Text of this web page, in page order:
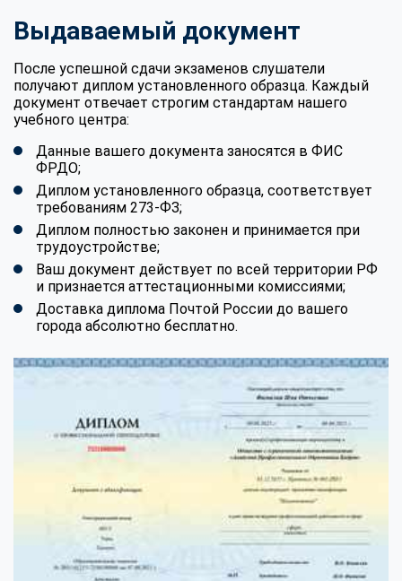
Выдаваемый документ
После успешной сдачи экзаменов слушатели
получают диплом установленного образца. Каждый
документ отвечает строгим стандартам нашего
учебного центра:
Данные вашего документа заносятся в ФИС
ФРДО;
Диплом установленного образца, соответствует
требованиям 273-ФЗ;
Диплом полностью законен и принимается при
трудоустройстве;
Ваш документ действует по всей территории РФ
и признается аттестационными комиссиями;
Доставка диплома Почтой России до вашего
города абсолютно бесплатно.